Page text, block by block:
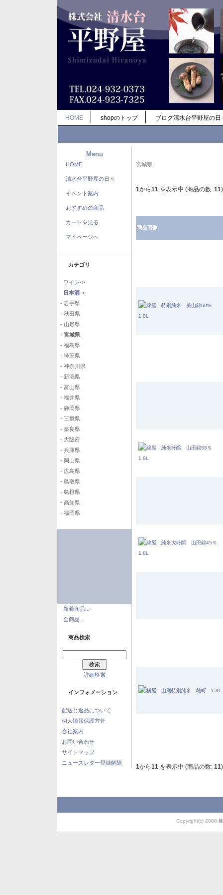
HOME shopのトップ ブログ清水台平野屋の日
Menu
HOME
清水台平野屋の日々
イベント案内
おすすめの商品
カートを見る
マイページへ
カテゴリ
ワイン->
日本酒->
- 岩手県
- 秋田県
- 山形県
- 宮城県
- 福島県
- 埼玉県
- 神奈川県
- 新潟県
- 富山県
- 福井県
- 静岡県
- 三重県
- 奈良県
- 大阪府
- 兵庫県
- 岡山県
- 広島県
- 鳥取県
- 島根県
- 高知県
- 福岡県
新着商品...
全商品...
商品検索
詳細検索
インフォメーション
配送と返品について
個人情報保護方針
会社案内
お問い合わせ
サイトマップ
ニュースレター登録解除
宮城県
1から11 を表示中 (商品の数: 11)
商品画像
1から11 を表示中 (商品の数: 11)
Copyright(c) 2008